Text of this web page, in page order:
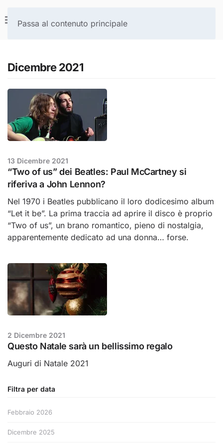
Passa al contenuto principale
Dicembre 2021
13 Dicembre 2021
“Two of us” dei Beatles: Paul McCartney si
riferiva a John Lennon?
Nel 1970 i Beatles pubblicano il loro dodicesimo album
“Let it be”. La prima traccia ad aprire il disco è proprio
“Two of us”, un brano romantico, pieno di nostalgia,
apparentemente dedicato ad una donna… forse.
2 Dicembre 2021
Questo Natale sarà un bellissimo regalo
Auguri di Natale 2021
Filtra per data
Febbraio 2026
Dicembre 2025